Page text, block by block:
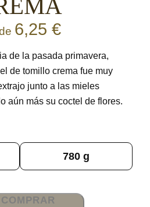
6,25 €
de la pasada primavera,
de tomillo crema fue muy
junto a las mieles
aún más su coctel de flores.
780 g
COMPRAR